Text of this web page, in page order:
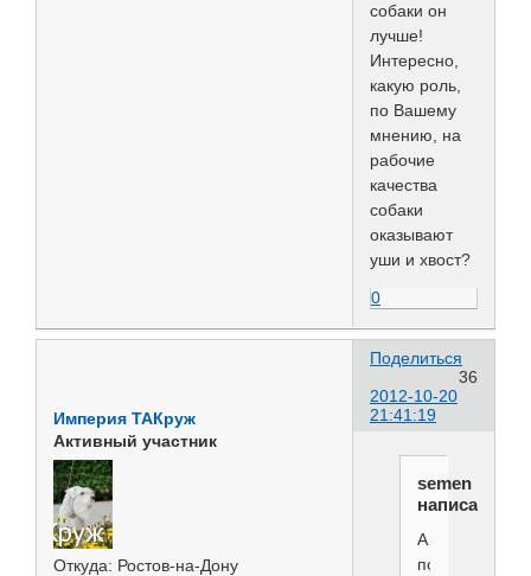
собаки он
лучше!
Интересно,
какую роль,
по Вашему
мнению, на
рабочие
качества
собаки
оказывают
уши и хвост?
0
Поделиться
36
2012-10-20
21:41:19
Империя ТАКруж
Активный участник
Откуда: Ростов-на-Дону
semen
написал(а):
А
по